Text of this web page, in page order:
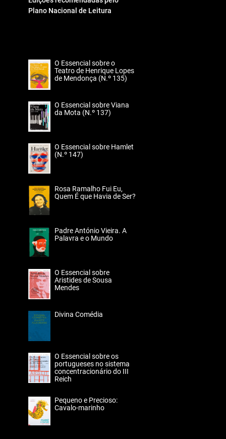
Plano Nacional de Leitura
O Essencial sobre o
Teatro de Henrique Lopes
de Mendonça (N.º 135)
O Essencial sobre Viana
da Mota (N.º 137)
O Essencial sobre Hamlet
(N.º 147)
Rosa Ramalho Fui Eu,
Quem É que Havia de Ser?
Padre António Vieira. A
Palavra e o Mundo
O Essencial sobre
Aristides de Sousa
Mendes
Divina Comédia
O Essencial sobre os
portugueses no sistema
concentracionário do III
Reich
Pequeno e Precioso:
Cavalo-marinho